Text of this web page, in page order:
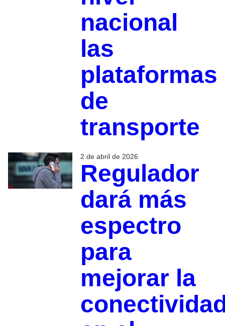
nacional
las
plataformas
de
transporte
2 de abril de 2026
Regulador
dará más
espectro
para
mejorar la